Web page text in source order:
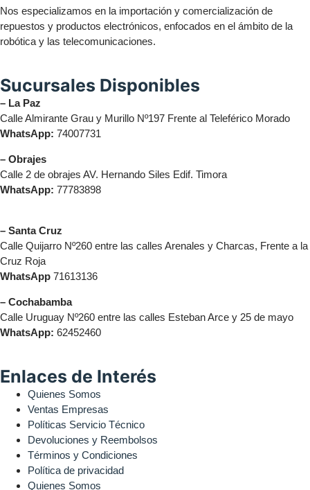
Nos especializamos en la importación y comercialización de
repuestos y productos electrónicos, enfocados en el ámbito de la
robótica y las telecomunicaciones.
Sucursales Disponibles
– La Paz
Calle Almirante Grau y Murillo Nº197 Frente al Teleférico Morado
WhatsApp: 74007731
– Obrajes
Calle 2 de obrajes AV. Hernando Siles Edif. Timora
WhatsApp: 77783898
– Santa Cruz
Calle Quijarro Nº260 entre las calles Arenales y Charcas, Frente a la
Cruz Roja
WhatsApp 71613136
– Cochabamba
Calle Uruguay Nº260 entre las calles Esteban Arce y 25 de mayo
WhatsApp: 62452460
Enlaces de Interés
Quienes Somos
Ventas Empresas
Políticas Servicio Técnico
Devoluciones y Reembolsos
Términos y Condiciones
Política de privacidad
Quienes Somos